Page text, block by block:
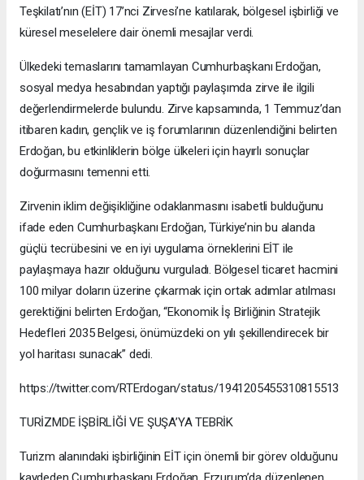
Teşkilatı’nın (EİT) 17’nci Zirvesi’ne katılarak, bölgesel işbirliği ve
küresel meselelere dair önemli mesajlar verdi.
Ülkedeki temaslarını tamamlayan Cumhurbaşkanı Erdoğan,
sosyal medya hesabından yaptığı paylaşımda zirve ile ilgili
değerlendirmelerde bulundu. Zirve kapsamında, 1 Temmuz’dan
itibaren kadın, gençlik ve iş forumlarının düzenlendiğini belirten
Erdoğan, bu etkinliklerin bölge ülkeleri için hayırlı sonuçlar
doğurmasını temenni etti.
Zirvenin iklim değişikliğine odaklanmasını isabetli bulduğunu
ifade eden Cumhurbaşkanı Erdoğan, Türkiye’nin bu alanda
güçlü tecrübesini ve en iyi uygulama örneklerini EİT ile
paylaşmaya hazır olduğunu vurguladı. Bölgesel ticaret hacmini
100 milyar doların üzerine çıkarmak için ortak adımlar atılması
gerektiğini belirten Erdoğan, “Ekonomik İş Birliğinin Stratejik
Hedefleri 2035 Belgesi, önümüzdeki on yılı şekillendirecek bir
yol haritası sunacak” dedi.
https://twitter.com/RTErdogan/status/1941205455310815513
TURİZMDE İŞBİRLİĞİ VE ŞUŞA’YA TEBRİK
Turizm alanındaki işbirliğinin EİT için önemli bir görev olduğunu